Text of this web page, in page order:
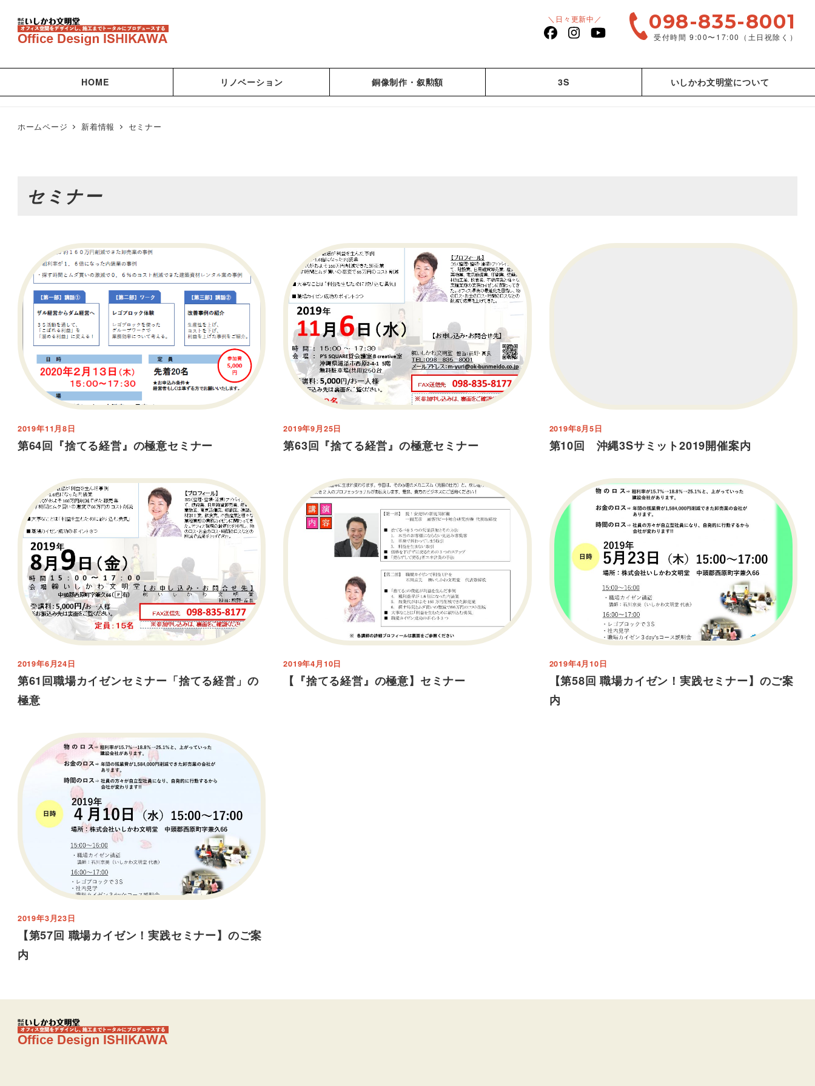
＼日々更新中／
facebook
Instagram
YouTube
098-835-8001
受付時間 9:00〜17:00（土日祝除く）
HOME リノベーション 銅像制作・叙勲額 3S いしかわ文明堂について
ホームページ 新着情報 セミナー
セミナー
第64回『捨てる経営』の極意セミナー
2019年11月8日
第63回『捨てる経営』の極意セミナー
2019年9月25日
第10回 沖縄3Sサミット2019開催案内
2019年8月5日
第61回職場カイゼンセミナー「捨てる経営」の
極意
2019年6月24日
【『捨てる経営』の極意】セミナー
2019年4月10日
【第58回 職場カイゼン！実践セミナー】のご案
内
2019年4月10日
【第57回 職場カイゼン！実践セミナー】のご案
内
2019年3月23日